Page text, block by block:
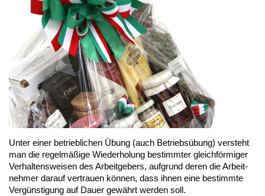
Un­ter ei­ner be­trieb­li­chen Übung (auch Be­triebs­übung) ver­steht
man die re­gel­mä­ßi­ge Wie­der­ho­lung be­stimm­ter gleich­för­mi­ger
Ver­hal­tens­wei­sen des Ar­beit­ge­bers, auf­grund de­ren die Ar­beit­
neh­mer dar­auf ver­trau­en kön­nen, dass ih­nen ei­ne be­stimm­te
Ver­güns­ti­gung auf Dau­er ge­währt wer­den soll.